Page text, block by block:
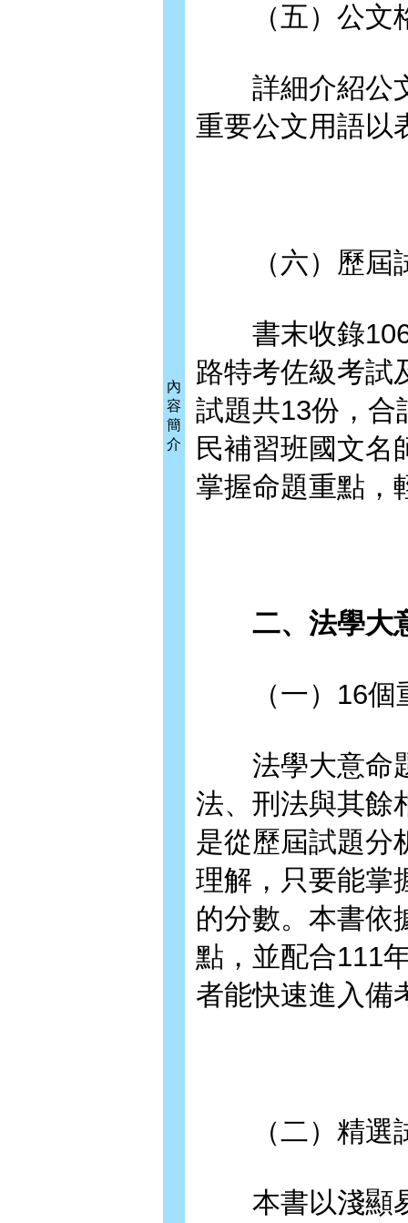
內
容
簡
介
（五）公文
詳細介紹公文
重要公文用語以
（六）歷屆
書末收錄106
路特考佐級考試
試題共13份，合
民補習班國文名
掌握命題重點，
二、法學大
（一）16個
法學大意命題
法、刑法與其餘
是從歷屆試題分
理解，只要能掌
的分數。本書依
點，並配合111
者能快速進入備
（二）精選
本書以淺顯易